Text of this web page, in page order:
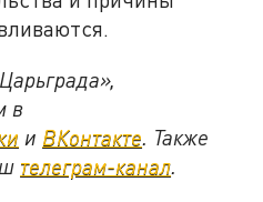
в
и ВКонтакте. Также
телеграм-канал.